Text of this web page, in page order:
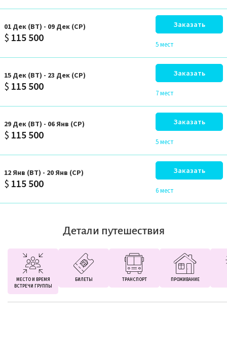
01 Дек (ВТ) - 09 Дек (СР)
$ 115 500
Заказать
5 мест
15 Дек (ВТ) - 23 Дек (СР)
$ 115 500
Заказать
7 мест
29 Дек (ВТ) - 06Янв (СР)
$ 115 500
Заказать
5 мест
12Янв (ВТ) - 20Янв (СР)
$ 115 500
Заказать
6 мест
Детали путешествия
МЕСТО И ВРЕМЯ
ВСТРЕЧИ ГРУППЫ
БИЛЕТЫ ТРАНСПОРТ ПРОЖИВАНИЕ